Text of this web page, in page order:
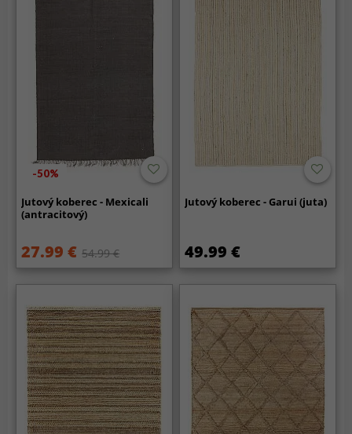
-50%
Jutový koberec - Mexicali
(antracitový)
27.99 € 54.99 €
Jutový koberec - Garui (juta)
49.99 €